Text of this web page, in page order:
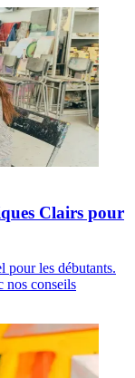
Clairs pour
pour les débutants.
nos conseils